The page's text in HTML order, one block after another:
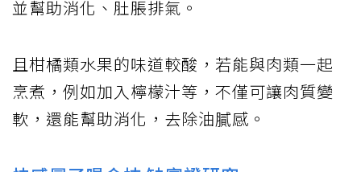
並幫助消化、肚脹排氣。
且柑橘類水果的味道較酸，若能與肉類一起
烹煮，例如加入檸檬汁等，不僅可讓肉質變
軟，還能幫助消化，去除油膩感。